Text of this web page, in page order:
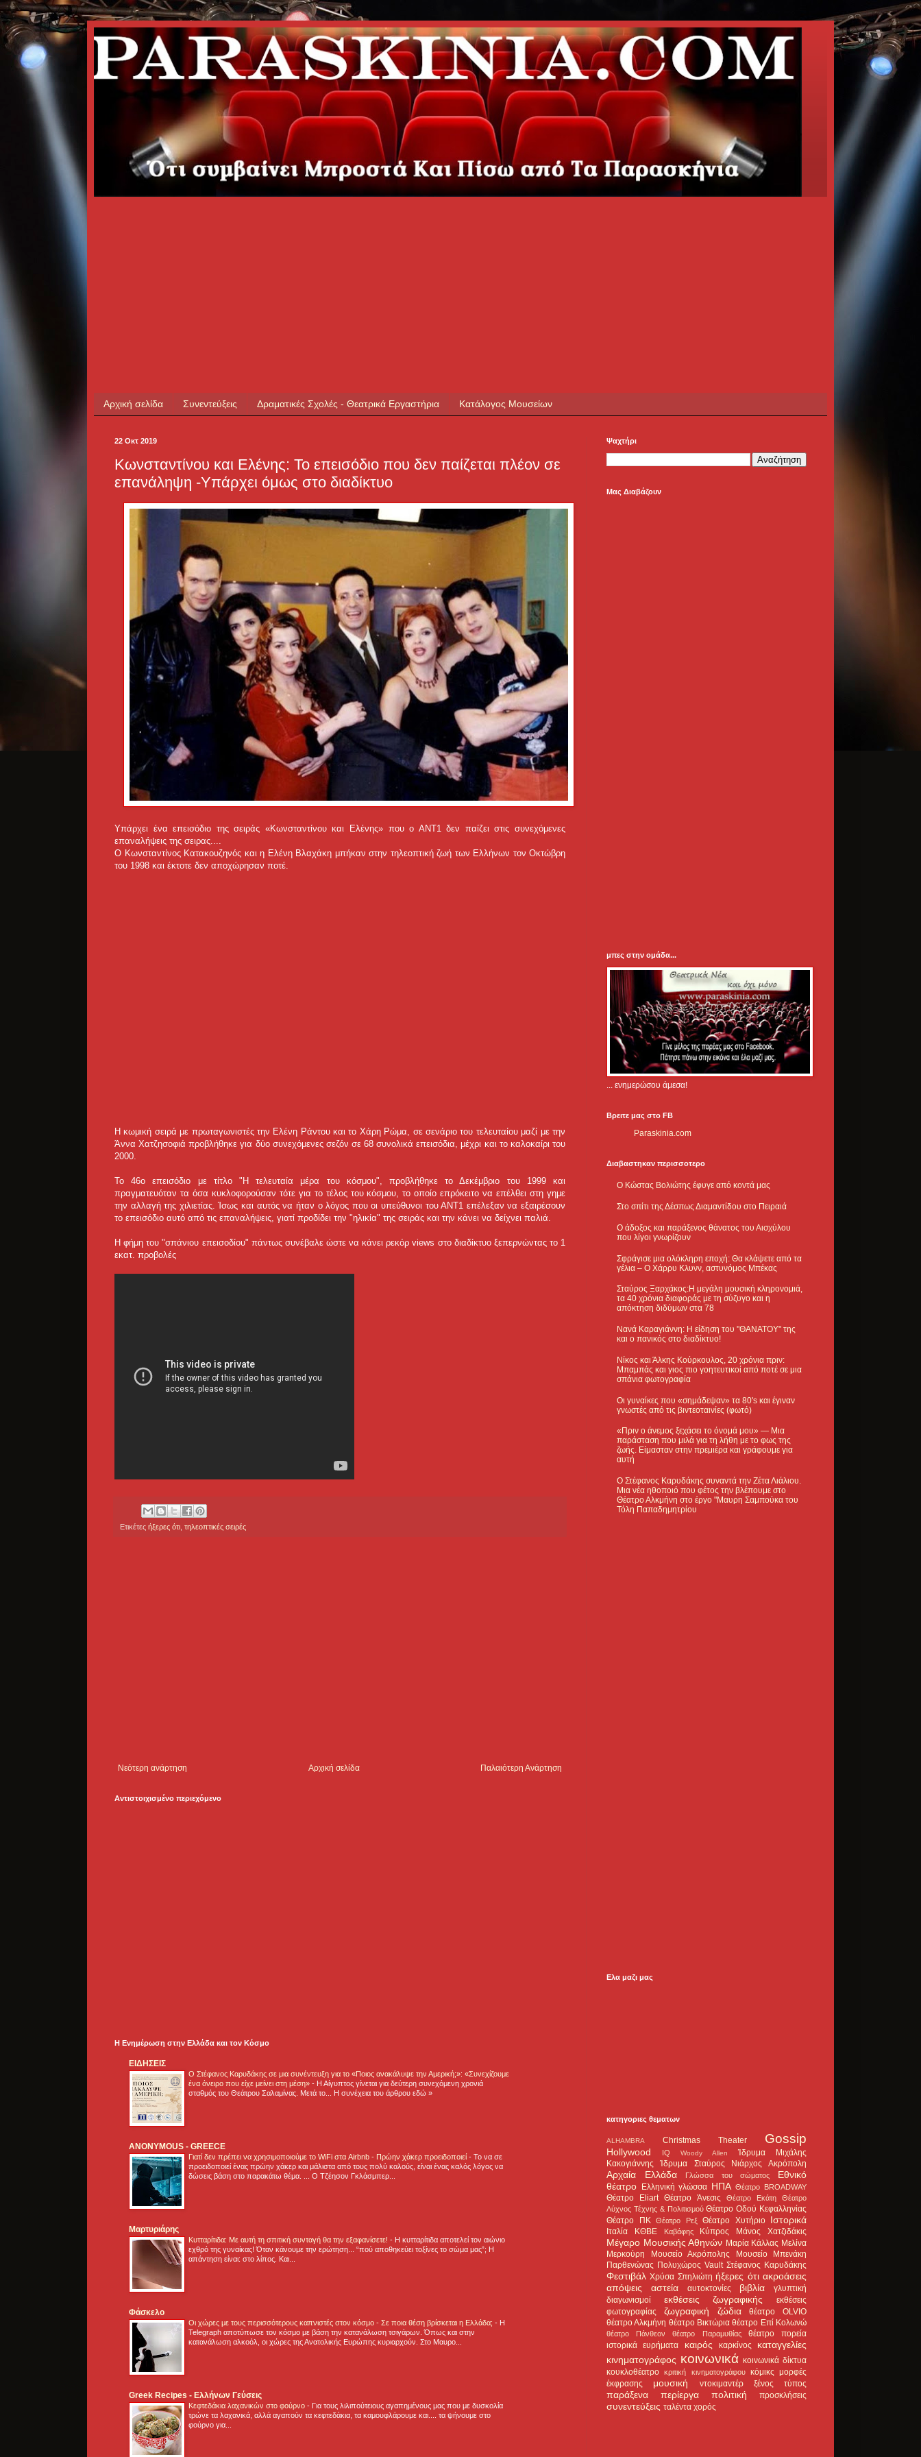
Αρχική σελίδα Συνεντεύξεις Δραματικές Σχολές - Θεατρικά Εργαστήρια Κατάλογος Μουσείων
22 Οκτ 2019
Κωνσταντίνου και Ελένης: Το επεισόδιο που δεν παίζεται πλέον σε
επανάληψη -Υπάρχει όμως στο διαδίκτυο
Υπάρχει ένα επεισόδιο της σειράς «Κωνσταντίνου και Ελένης» που ο ΑΝΤ1 δεν παίζει στις συνεχόμενες
επαναλήψεις της σειρας....
Ο Κωνσταντίνος Κατακουζηνός και η Ελένη Βλαχάκη μπήκαν στην τηλεοπτική ζωή των Ελλήνων τον Οκτώβρη
του 1998 και έκτοτε δεν αποχώρησαν ποτέ.
Η κωμική σειρά με πρωταγωνιστές την Ελένη Ράντου και το Χάρη Ρώμα, σε σενάριο του τελευταίου μαζί με την
Άννα Χατζησοφιά προβλήθηκε για δύο συνεχόμενες σεζόν σε 68 συνολικά επεισόδια, μέχρι και το καλοκαίρι του
2000.
Το 46ο επεισόδιο με τίτλο "Η τελευταία μέρα του κόσμου", προβλήθηκε το Δεκέμβριο του 1999 και
πραγματευόταν τα όσα κυκλοφορούσαν τότε για το τέλος του κόσμου, το οποίο επρόκειτο να επέλθει στη γημε
την αλλαγή της χιλιετίας. Ίσως και αυτός να ήταν ο λόγος που οι υπεύθυνοι του ΑΝΤ1 επέλεξαν να εξαιρέσουν
το επεισόδιο αυτό από τις επαναλήψεις, γιατί προδίδει την "ηλικία" της σειράς και την κάνει να δείχνει παλιά.
Η φήμη του "σπάνιου επεισοδίου" πάντως συνέβαλε ώστε να κάνει ρεκόρ views στο διαδίκτυο ξεπερνώντας το 1
εκατ. προβολές
Ετικέτες ήξερες ότι τηλεοπτικές σειρές
Νεότερη ανάρτηση Παλαιότερη Ανάρτηση
Αρχική σελίδα
Αντιστοιχισμένο περιεχόμενο
Η Ενημέρωση στην Ελλάδα και τoν Κόσμο
ΕΙΔΗΣΕΙΣ
Ο Στέφανος Καρυδάκης σε μια συνέντευξη για το «Ποιος ανακάλυψε την Αμερική;»: «Συνεχίζουμε
ένα όνειρο που είχε μείνει στη μέση» - Η Αίγυπτος γίνεται για δεύτερη συνεχόμενη χρονιά
σταθμός του Θεάτρου Σαλαμίνας. Μετά το... Η συνέχεια του άρθρου εδώ »
ANONYMOUS - GREECE
Γιατί δεν πρέπει να χρησιμοποιούμε το WiFi στα Airbnb - Πρώην χάκερ προειδοποιεί- Το να σε
προειδοποιεί ένας πρώην χάκερ και μάλιστα από τους πολύ καλούς, είναι ένας καλός λόγος να
δώσεις βάση στο παρακάτω θέμα. ... Ο Τζέησον Γκλάσμπερ...
Μαρτυριάρης
Κυτταρίτιδα: Με αυτή τη σπιτική συνταγή θα την εξαφανίσετε! - H κυτταρίτιδα αποτελεί τον αιώνιο
εχθρό της γυναίκας! Όταν κάνουμε την ερώτηση... “πού αποθηκεύει τοξίνες το σώμα μας”; Η
απάντηση είναι: στο λίπος. Και...
Φάσκελο
Οι χώρες με τους περισσότερους καπνιστές στον κόσμο - Σε ποια θέση βρίσκεται η Ελλάδα; - Η
Telegraph αποτύπωσε τον κόσμο με βάση την κατανάλωση τσιγάρων. Όπως και στην
κατανάλωση αλκοόλ, οι χώρες της Ανατολικής Ευρώπης κυριαρχούν. Στο Μαυρο...
Greek Recipes - Ελλήνων Γεύσεις
Κεφτεδάκια λαχανικών στο φούρνο - Για τους λιλιπούτειους αγαπημένους μας που με δυσκολία
τρώνε τα λαχανικά, αλλά αγαπούν τα κεφτεδάκια, τα καμουφλάρουμε και.... τα ψήνουμε στο
φούρνο για...
Ψαχτήρι
Μας Διαβάζουν
μπες στην ομάδα...
... ενημερώσου άμεσα!
Βρειτε μας στο FB
Paraskinia.com
Διαβαστηκαν περισσοτερο
Ο Κώστας Βολιώτης έφυγε από κοντά μας
Στο σπίτι της Δέσπως Διαμαντίδου στο Πειραιά
Ο άδοξος και παράξενος θάνατος του Αισχύλου
που λίγοι γνωρίζουν
Σφράγισε μια ολόκληρη εποχή: Θα κλάψετε από τα
γέλια – Ο Χάρρυ Κλυνν, αστυνόμος Μπέκας
Σταύρος Ξαρχάκος:Η μεγάλη μουσική κληρονομιά,
τα 40 χρόνια διαφοράς με τη σύζυγο και η
απόκτηση διδύμων στα 78
Νανά Καραγιάννη: Η είδηση του "ΘΑΝΑΤΟΥ" της
και ο πανικός στο διαδίκτυο!
Νίκος και Άλκης Κούρκουλος, 20 χρόνια πριν:
Μπαμπάς και γιος πιο γοητευτικοί από ποτέ σε μια
σπάνια φωτογραφία
Οι γυναίκες που «σημάδεψαν» τα 80's και έγιναν
γνωστές από τις βιντεοταινίες (φωτό)
«Πριν ο άνεμος ξεχάσει το όνομά μου» — Μια
παράσταση που μιλά για τη λήθη με το φως της
ζωής. Είμασταν στην πρεμιέρα και γράφουμε για
αυτή
Ο Στέφανος Καρυδάκης συναντά την Ζέτα Λιάλιου.
Μια νέα ηθοποιό που φέτος την βλέπουμε στο
Θέατρο Αλκμήνη στο έργο "Μαυρη Σαμπούκα του
Τόλη Παπαδημητρίου
Ελα μαζι μας
κατηγοριες θεματων
ALHAMBRA Christmas Theater Gossip
Hollywood IQ Woody Allen
Ίδρυμα Μιχάλης
Κακογιάννης
Ίδρυμα Σταύρος Νιάρχος Ακρόπολη
Αρχαία Ελλάδα Γλώσσα του σώματος
Εθνικό
θέατρο Ελληνική γλώσσα ΗΠΑ Θέατρο BROADWAY
Θέατρο Eliart Θέατρο Άνεσις Θέατρο Εκάτη
Θέατρο
Λύχνος Τέχνης & Πολιτισμού Θέατρο Οδού Κεφαλληνίας
Θέατρο ΠΚ
Θέατρο Ρεξ Θέατρο Χυτήριο Ιστορικά
Ιταλία ΚΘΒΕ Καβάφης Κύπρος Μάνος Χατζιδάκις
Μέγαρο Μουσικής Αθηνών Μαρία Κάλλας Μελίνα
Μερκούρη
Μουσείο Ακρόπολης
Μουσείο Μπενάκη
Παρθενώνας Πολυχώρος Vault Στέφανος Καρυδάκης
Φεστιβάλ Χρύσα Σπηλιώτη ήξερες ότι ακροάσεις
απόψεις
αστεία αυτοκτονίες βιβλία
γλυπτική
διαγωνισμοί
εκθέσεις ζωγραφικής
εκθέσεις
φωτογραφίας
ζωγραφική ζώδια
θέατρο OLVIO
θέατρο Αλκμήνη θέατρο Βικτώρια θέατρο Επί Κολωνώ
θέατρο Πάνθεον θέατρο Παραμυθίας
θέατρο πορεία
ιστορικά ευρήματα
καιρός καρκίνος
καταγγελίες
κινηματογράφος κοινωνικά κοινωνικά δίκτυα
κουκλοθέατρο
κριτική κινηματογράφου κόμικς μορφές
έκφρασης
μουσική ντοκιμαντέρ ξένος τύπος
παράξενα περίεργα πολιτική προσκλήσεις
συνεντεύξεις ταλέντα χορός